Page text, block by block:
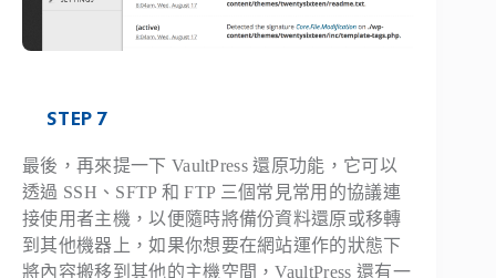
STEP 7
最後，再來提一下 VaultPress 還原功能，它可以
透過 SSH、SFTP 和 FTP 三個常見常用的協議連
接使用者主機，以便隨時將備份資料還原或移轉
到其他機器上，如果你想要在網站運作的狀態下
將內容搬移到其他的主機空間，VaultPress 還有一